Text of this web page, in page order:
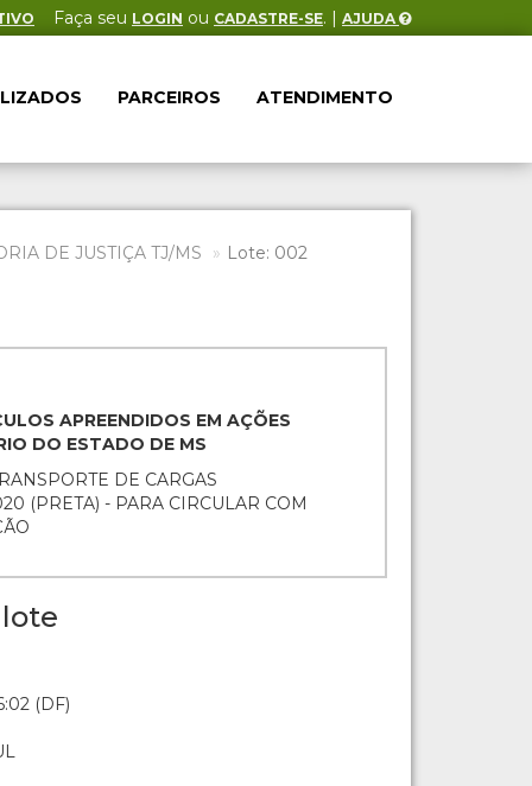
Faça seu LOGIN ou CADASTRE-SE. | AJUDA
PARCEIROS ATENDIMENTO
DE JUSTIÇA TJ/MS Lote: 002
APREENDIDOS EM AÇÕES
DO ESTADO DE MS
DE CARGAS
(PRETA) - PARA CIRCULAR COM
(DF)